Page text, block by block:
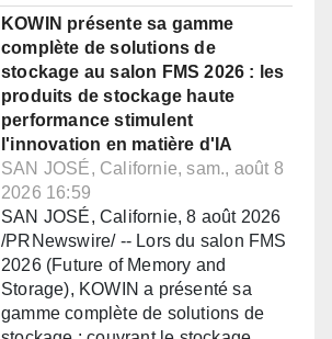
KOWIN présente sa gamme
complète de solutions de
stockage au salon FMS 2026 : les
produits de stockage haute
performance stimulent
l'innovation en matière d'IA
SAN JOSÉ, Californie, sam., août 8
2026 16:59
SAN JOSÉ, Californie, 8 août 2026
/PRNewswire/ -- Lors du salon FMS
2026 (Future of Memory and
Storage), KOWIN a présenté sa
gamme complète de solutions de